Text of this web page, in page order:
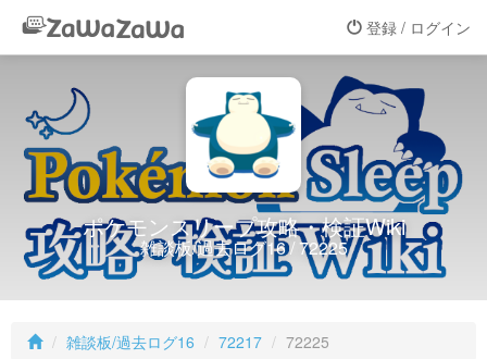
登録 / ログイン
ポケモンスリープ攻略・検証Wiki
雑談板/過去ログ16 / 72225
雑談板/過去ログ16 72217 72225